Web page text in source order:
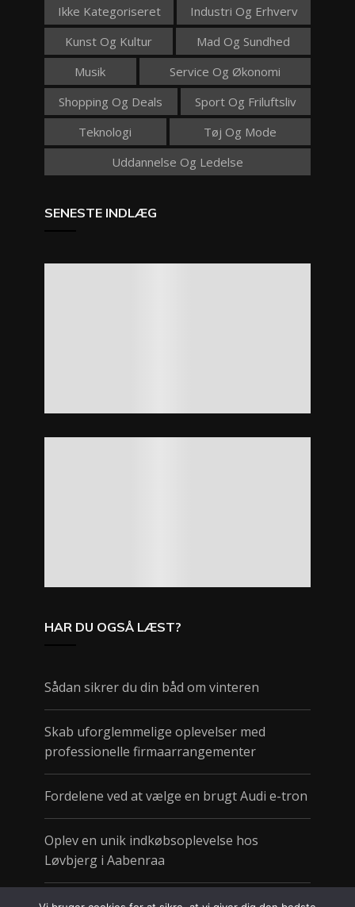
Ikke Kategoriseret
Industri Og Erhverv
Kunst Og Kultur
Mad Og Sundhed
Musik
Service Og Økonomi
Shopping Og Deals
Sport Og Friluftsliv
Teknologi
Tøj Og Mode
Uddannelse Og Ledelse
SENESTE INDLÆG
HAR DU OGSÅ LÆST?
Sådan sikrer du din båd om vinteren
Skab uforglemmelige oplevelser med
professionelle firmaarrangementer
Fordelene ved at vælge en brugt Audi e-tron
Oplev en unik indkøbsoplevelse hos
Løvbjerg i Aabenraa